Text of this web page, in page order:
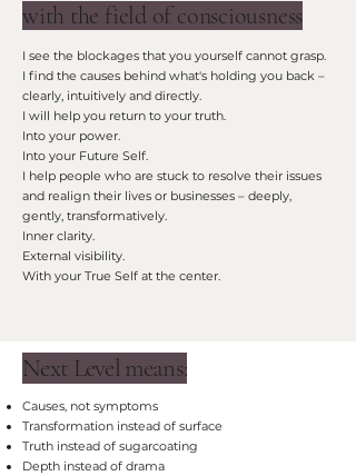
with the field of consciousness
I see the blockages that you yourself cannot grasp.
I find the causes behind what's holding you back –
clearly, intuitively and directly.
I will help you return to your truth.
Into your power.
Into your Future Self.
I help people who are stuck to resolve their issues
and realign their lives or businesses – deeply,
gently, transformatively.
Inner clarity.
External visibility.
With your True Self at the center.
Next Level means:
Causes, not symptoms
Transformation instead of surface
Truth instead of sugarcoating
Depth instead of drama